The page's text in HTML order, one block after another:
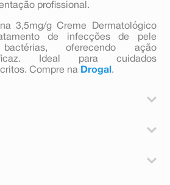
profissional.
3,5mg/g Creme Dermatológico
de infecções de pele
oferecendo ação
Ideal para cuidados
Compre na Drogal .
da pele de qualquer natureza,
de sensibilidade a qualquer um